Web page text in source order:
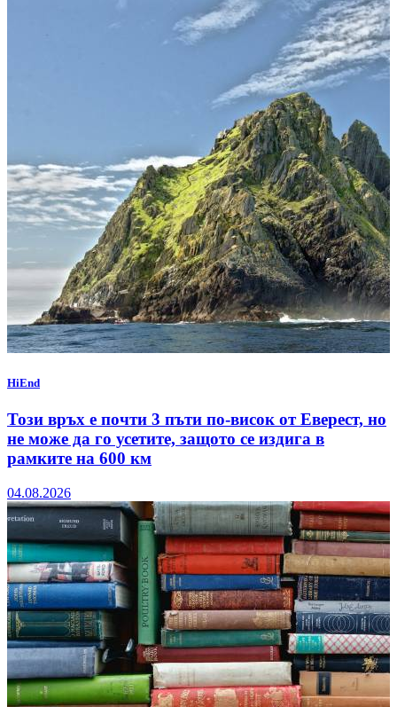
HiEnd
Този връх е почти 3 пъти по-висок от Еверест, но
не може да го усетите, защото се издига в
рамките на 600 км
04.08.2026